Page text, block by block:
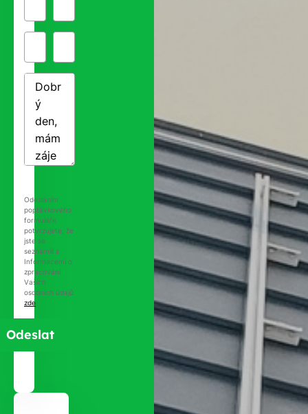
Odesláním
poptávkového
formuláře
potvrzujete, že
jste se
seznámili s
Informacemi o
zpracování
Vašich
osobních údajů
zde